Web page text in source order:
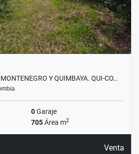
Y QUIMBAYA. QUI-CO…
0Garaje
705Área m2
Venta